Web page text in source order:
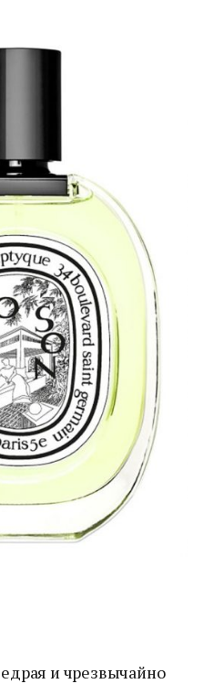
и чрезвычайно